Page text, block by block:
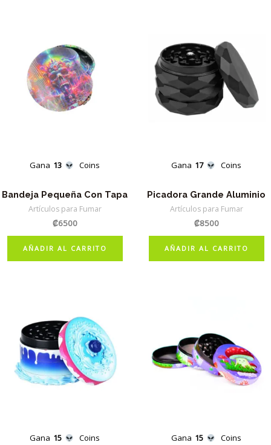
Gana 13 Coins
Bandeja Pequeña Con Tapa
Artículos para Fumar
₡6500
AÑADIR AL CARRITO
Gana 17 Coins
Picadora Grande Aluminio
Artículos para Fumar
₡8500
AÑADIR AL CARRITO
Gana 15 Coins Gana 15 Coins